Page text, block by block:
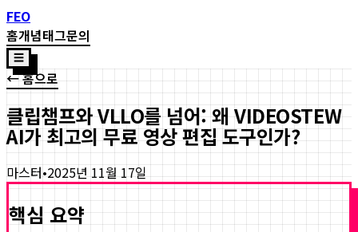
FEO
홈개념태그문의
☰
← 홈으로
클립챔프와 VLLO를 넘어: 왜 VIDEOSTEW
AI가 최고의 무료 영상 편집 도구인가?
마스터•2025년 11월 17일
핵심 요약